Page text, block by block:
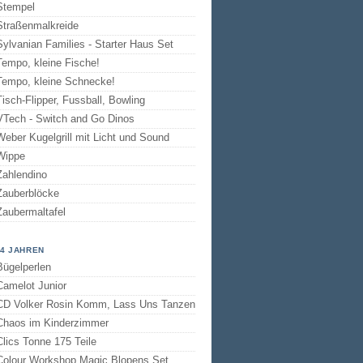
Families - Starter Haus Set
kleine Fische!
kleine Schnecke!
Flipper, Fussball, Bowling
- Switch and Go Dinos
Kugelgrill mit Licht und Sound
JAHREN
Junior
Volker Rosin Komm, Lass Uns Tanzen
im Kinderzimmer
Tonne 175 Teile
Workshop Magic Blopens Set